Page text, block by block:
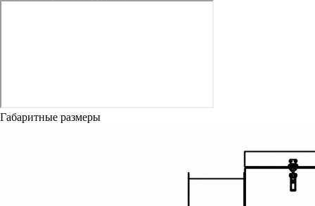
Габаритные размеры